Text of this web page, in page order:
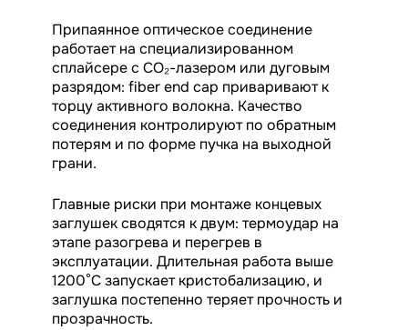
Припаянное оптическое соединение
работает на специализированном
сплайсере с CO₂-лазером или дуговым
разрядом: fiber end cap приваривают к
торцу активного волокна. Качество
соединения контролируют по обратным
потерям и по форме пучка на выходной
грани.
Главные риски при монтаже концевых
заглушек сводятся к двум: термоудар на
этапе разогрева и перегрев в
эксплуатации. Длительная работа выше
1200°C запускает кристобализацию, и
заглушка постепенно теряет прочность и
прозрачность.